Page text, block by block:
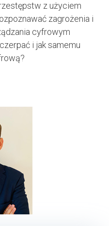
z użyciem
zagrożenia i
cyfrowym
i jak samemu